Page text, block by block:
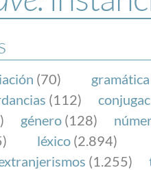
patrocinada por la
cuyo objetivo es
los medios de
(70) gramática
(112)
género (128)
léxico (2.894)
(1.255)